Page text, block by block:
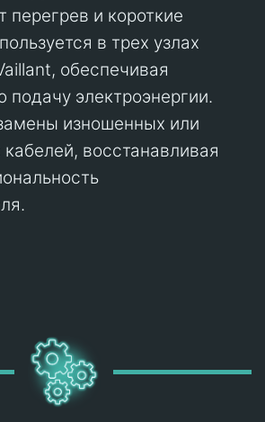
перегрев и короткие
в трех узлах
обеспечивая
подачу электроэнергии.
изношенных или
восстанавливая